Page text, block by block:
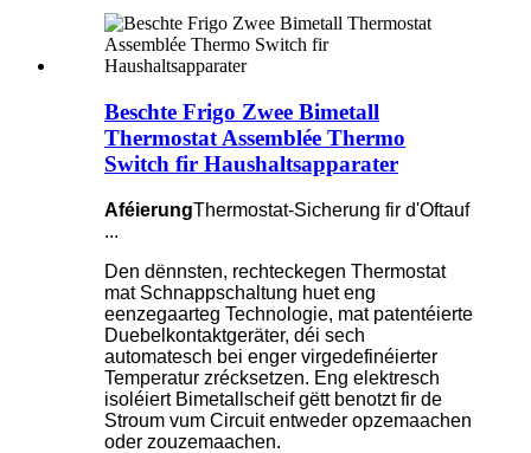
Beschte Frigo Zwee Bimetall
Thermostat Assemblée Thermo
Switch fir Haushaltsapparater
AféierungThermostat-Sicherung fir d'Oftauf
...
Den dënnsten, rechteckegen Thermostat
mat Schnappschaltung huet eng
eenzegaarteg Technologie, mat patentéierte
Duebelkontaktgeräter, déi sech
automatesch bei enger virgedefinéierter
Temperatur zrécksetzen. Eng elektresch
isoléiert Bimetallscheif gëtt benotzt fir de
Stroum vum Circuit entweder opzemaachen
oder zouzemaachen.